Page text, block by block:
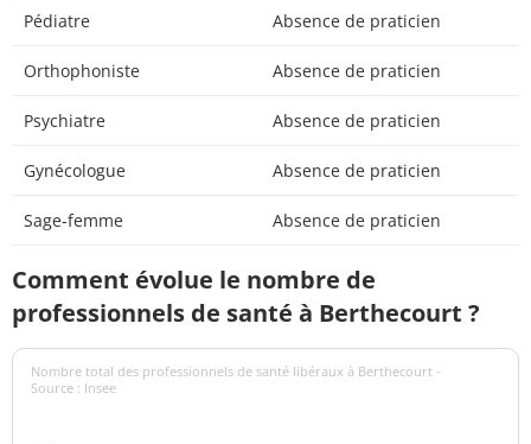
Pédiatre Absence de praticien
Orthophoniste Absence de praticien
Psychiatre Absence de praticien
Gynécologue Absence de praticien
Sage-femme Absence de praticien
Comment évolue le nombre de
professionnels de santé à Berthecourt ?
Nombre total des professionnels de santé libéraux à Berthecourt -
Source : Insee